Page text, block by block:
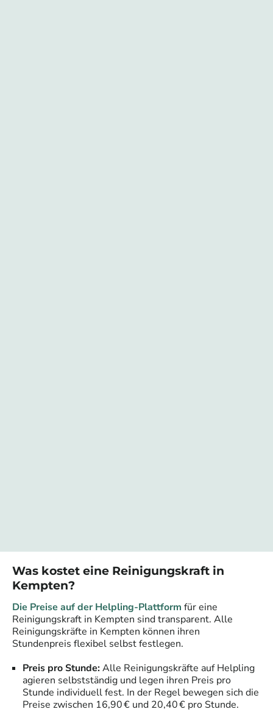
Was kostet eine Reinigungskraft in
Kempten?
Die Preise auf der Helpling-Plattform für eine
Reinigungskraft in Kempten sind transparent. Alle
Reinigungskräfte in Kempten können ihren
Stundenpreis flexibel selbst festlegen.
Preis pro Stunde:Alle Reinigungskräfte auf Helpling
agieren selbstständig und legen ihren Preis pro
Stunde individuell fest. In der Regel bewegen sich die
Preise zwischen 16,90 € und 20,40 € pro Stunde.